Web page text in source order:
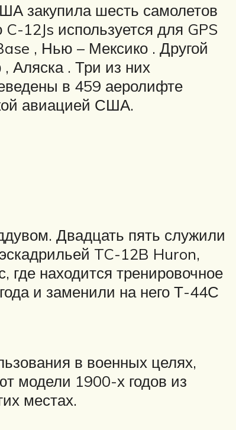
закупила шесть самолетов
12Js используется для GPS
, Нью – Мексико . Другой
Аляска . Три из них
в 459 аеролифте
авиацией США.
Двадцать пять служили
TC-12B Huron,
находится тренировочное
и заменили на него Т-44С
в военных целях,
модели 1900-х годов из
местах.